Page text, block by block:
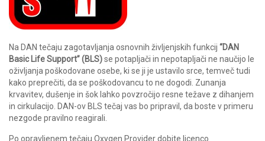
Na DAN tečaju zagotavljanja osnovnih življenjskih funkcij “DAN
Basic Life Support” (BLS)se potapljači in nepotapljači ne naučijo le
oživljanja poškodovane osebe, ki se ji je ustavilo srce, temveč tudi
kako preprečiti, da se poškodovancu to ne dogodi. Zunanja
krvavitev, dušenje in šok lahko povzročijo resne težave z dihanjem
in cirkulacijo. DAN-ov BLS tečaj vas bo pripravil, da boste v primeru
nezgode pravilno reagirali.
Po opravljenem tečaju Oxygen Provider dobite licenco